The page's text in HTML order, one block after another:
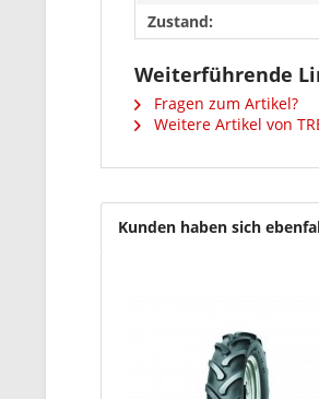
Zustand:
Weiterführende
Fragen zum Artikel?
Weitere Artikel von
Kunden haben sich